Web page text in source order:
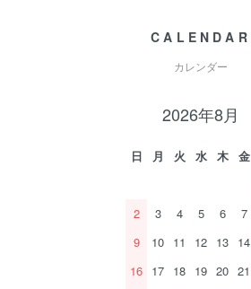
CALENDAR
カレンダー
2026年8月
日 月 火 水 木 金
2
3 4 5 6 7
9
10 11 12 13 14
16 17 18 19 20 21